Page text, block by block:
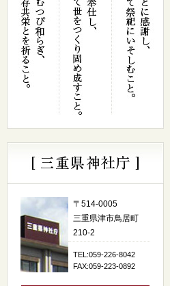
〒514-0005
三重県津市鳥居町
210-2
TEL:059-226-8042
FAX:059-223-0892